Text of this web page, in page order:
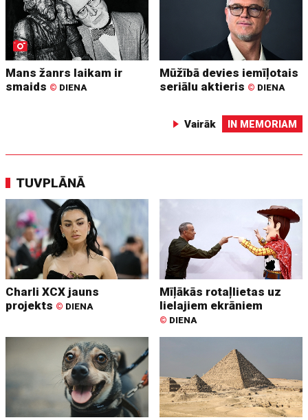
Mans žanrs laikam ir
smaids © DIENA
Mūžībā devies iemīļotais
seriālu aktieris © DIENA
Vairāk IN MEMORIAM
TUVPLĀNĀ
Charli XCX jauns
projekts © DIENA
Mīļākās rotaļlietas uz
lielajiem ekrāniem
© DIENA